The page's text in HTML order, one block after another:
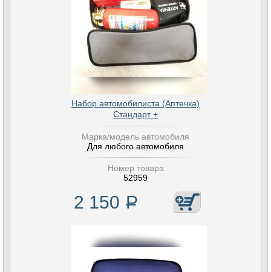
Набор автомобилиста (Аптечка)
Стандарт +
Марка/модель автомобиля
Для любого автомобиля
Номер товара
52959
2 150 Р